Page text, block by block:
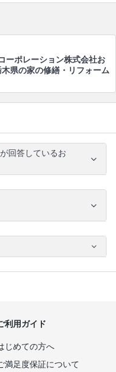
ーポレーション株式会社お
県の家の修繕・リフォーム
回答しているお
利用ガイド
じめての方へ
満足度保証について